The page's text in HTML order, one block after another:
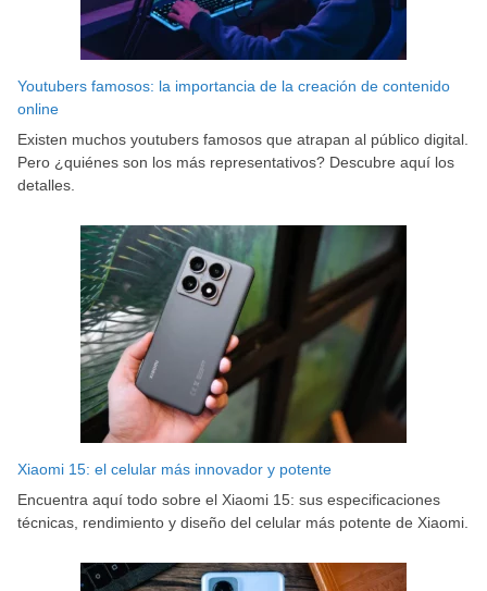
Youtubers famosos: la importancia de la creación de contenido
online
Existen muchos youtubers famosos que atrapan al público digital.
Pero ¿quiénes son los más representativos? Descubre aquí los
detalles.
Xiaomi 15: el celular más innovador y potente
Encuentra aquí todo sobre el Xiaomi 15: sus especificaciones
técnicas, rendimiento y diseño del celular más potente de Xiaomi.